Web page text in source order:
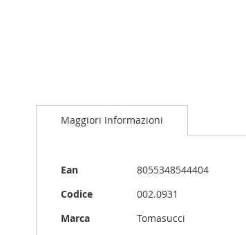
all'inizio
Maggiori Informazioni
Maggiori
Ean
8055348544404
Codice
002.0931
Marca
Tomasucci